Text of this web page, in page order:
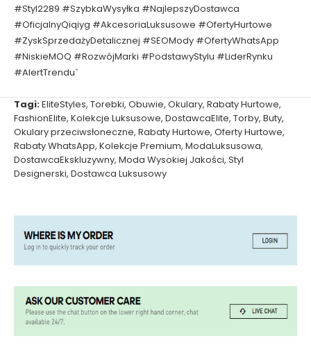
#Styl2289 #SzybkaWysyłka #NajlepszyDostawca
#OficjalnyQiqiyg #AkcesoriaLuksusowe #OfertyHurtowe
#ZyskSprzedażyDetalicznej #SEOMody #OfertyWhatsApp
#NiskieMOQ #RozwójMarki #PodstawyStylu #LiderRynku
#AlertTrendu`
Tagi:EliteStyles, Torebki, Obuwie, Okulary, Rabaty Hurtowe,
FashionElite, Kolekcje Luksusowe, DostawcaElite, Torby, Buty,
Okulary przeciwsłoneczne, Rabaty Hurtowe, Oferty Hurtowe,
Rabaty WhatsApp, Kolekcje Premium, ModaLuksusowa,
DostawcaEkskluzywny, Moda Wysokiej Jakości, Styl
Designerski, Dostawca Luksusowy